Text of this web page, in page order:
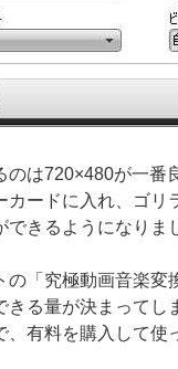
のは720×480が一番
カードに入れ、ゴリ
きるようになりま
の「究極動画音楽変
きる量が決まって
、有料を購入して使